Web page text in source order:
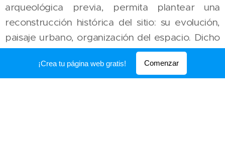
arqueológica previa, permita plantear una
reconstrucción histórica del sitio: su evolución,
paisaje urbano, organización del espacio. Dicho
conocimiento se orienta de manera primordial
hacia la revalorización de las zonas
arqueológicas como un recurso para el ocio, la
¡Crea tu página web gratis! Comenzar